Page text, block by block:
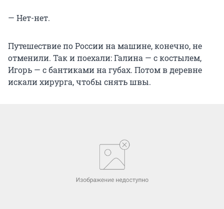
— Нет-нет.
Путешествие по России на машине, конечно, не
отменили. Так и поехали: Галина — с костылем,
Игорь — с бантиками на губах. Потом в деревне
искали хирурга, чтобы снять швы.